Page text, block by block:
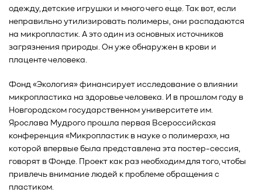
одежду, детские игрушки и много чего еще. Так вот, если
неправильно утилизировать полимеры, они распадаются
на микропластик. А это один из основных источников
загрязнения природы. Он уже обнаружен в крови и
плаценте человека.
Фонд «Экология» финансирует исследование о влиянии
микропластика на здоровье человека. И в прошлом году в
Новгородском государственном университете им.
Ярослава Мудрого прошла первая Всероссийская
конференция «Микропластик в науке о полимерах», на
которой впервые была представлена эта постер-сессия,
говорят в Фонде. Проект как раз необходим для того, чтобы
привлечь внимание людей к проблеме обращения с
пластиком.